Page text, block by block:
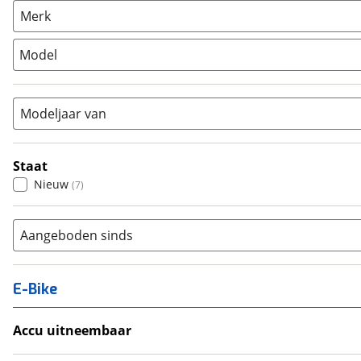
Racefiets
Stadsfiets (7)
Tandem
Merk
Model
Modeljaar van
Staat
Nieuw (7)
Aangeboden sinds
E-Bike
Accu uitneembaar